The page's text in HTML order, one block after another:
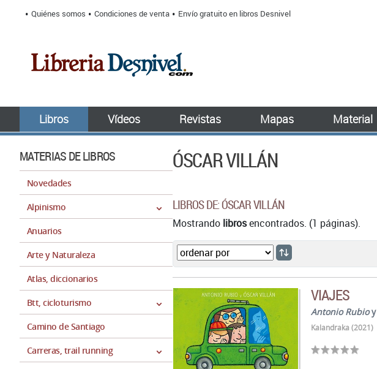
Quiénes somos Condiciones de venta Envío gratuito en libros Desnivel
Libros Vídeos Revistas Mapas Material
MATERIAS DE LIBROS
Novedades
Alpinismo
Anuarios
Arte y Naturaleza
Atlas, diccionarios
Btt, cicloturismo
Camino de Santiago
Carreras, trail running
ÓSCAR VILLÁN
LIBROS DE: ÓSCAR VILLÁN
Mostrando librosencontrados. (1 páginas).
VIAJES
Antonio Rubioy
Kalandraka (2021)